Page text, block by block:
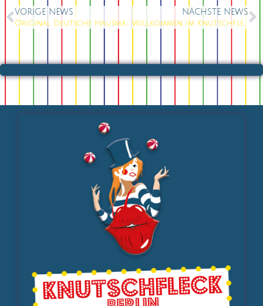
VORIGE NEWS
Original Deutsche Hausmannskost
NÄCHSTE NEWS
Willkommen im Knutschfleck-Wunderland